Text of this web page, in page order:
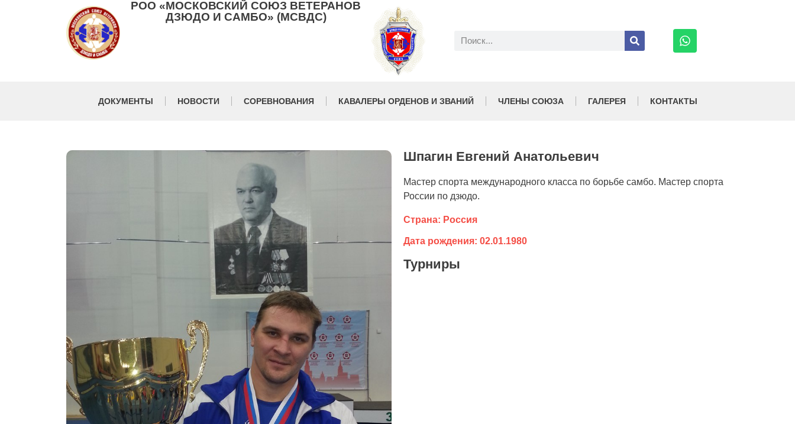
РОО «МОСКОВСКИЙ СОЮЗ ВЕТЕРАНОВ
ДЗЮДО И САМБО» (МСВДС)
ДОКУМЕНТЫ НОВОСТИ СОРЕВНОВАНИЯ КАВАЛЕРЫ ОРДЕНОВ И ЗВАНИЙ ЧЛЕНЫ СОЮЗА ГАЛЕРЕЯ КОНТАКТЫ
Шпагин Евгений Анатольевич
Мастер спорта международного класса по борьбе самбо. Мастер спорта
России по дзюдо.
Страна: Россия
Дата рождения: 02.01.1980
Турниры